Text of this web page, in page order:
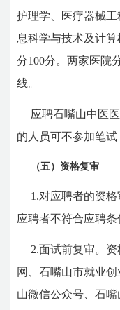
护理学、医疗器械
息科学与技术及计
分100分。两家医院
线。
应聘石嘴山中医
的人员可不参加笔试
（五）资格复审
1.对应聘者的资
应聘者不符合应聘条
2.面试前复审。
网、石嘴山市就业
山微信公众号、石